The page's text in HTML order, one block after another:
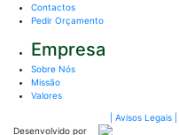
Contactos
Pedir Orçamento
Empresa
Sobre Nós
Missão
Valores
| Avisos Legais
Desenvolvido por